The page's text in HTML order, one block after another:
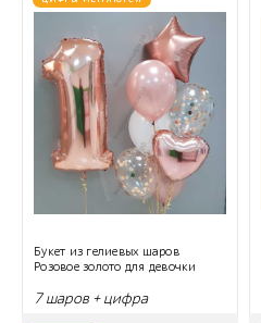
Букет из гелиевых шаров
Розовое золото для девочки
7 шаров + цифра